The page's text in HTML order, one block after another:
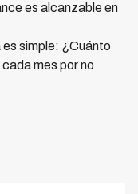
es alcanzable en
simple: ¿Cuánto
mes por no